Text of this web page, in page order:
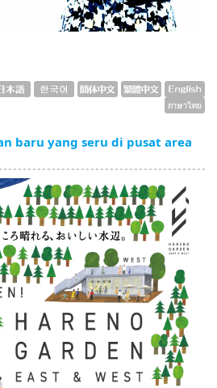
baru yang seru di pusat area